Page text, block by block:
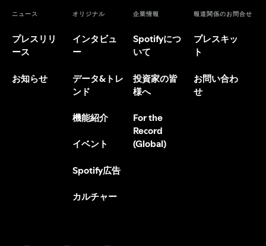
ニュース
プレスリリ
ース
お知らせ
オリジナル
インタビュ
ー
データ&トレ
ンド
機能紹介
イベント
Spotify広告
カルチャー
企業情報
Spotifyにつ
いて
投資家の皆
様へ
For the
Record
(Global)
報道関係のお問合せ
プレスキッ
ト
お問い合わ
せ